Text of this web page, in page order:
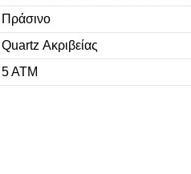
Πράσινο
Quartz Ακριβείας
5 ΑΤΜ